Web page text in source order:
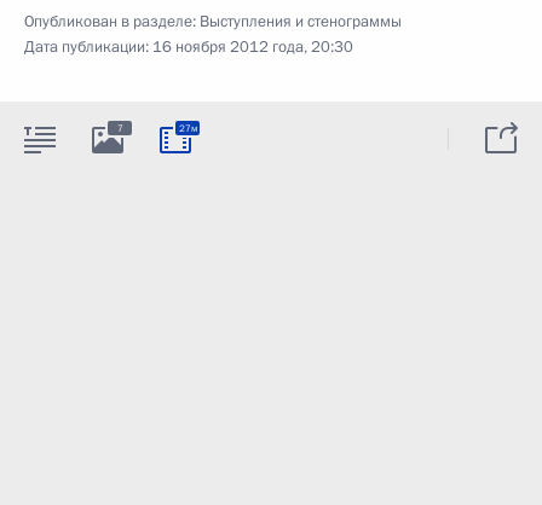
Опубликован в разделе: Выступления и стенограммы
Дата публикации: 16 ноября 2012 года, 20:30
7 27м